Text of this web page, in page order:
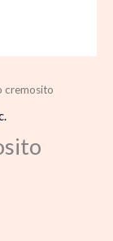
cremosito